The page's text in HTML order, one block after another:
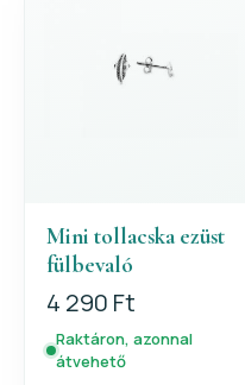
Mini tollacska ezüst
fülbevaló
4 290 Ft
Raktáron, azonnal
átvehető